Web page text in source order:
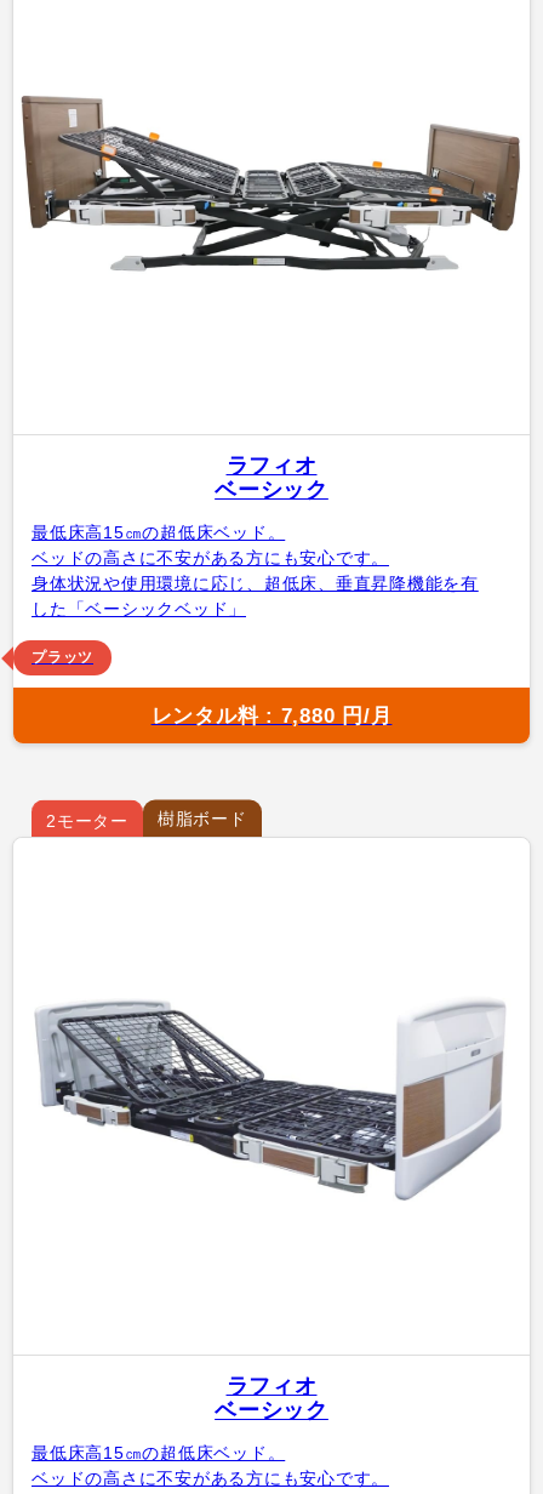
ラフィオ
ベーシック
最低床高15㎝の超低床ベッド。
ベッドの高さに不安がある方にも安心です。
身体状況や使用環境に応じ、超低床、垂直昇降機能を有
した「ベーシックベッド」
プラッツ
レンタル料 : 7,880 円/月
2モーター 樹脂ボード
ラフィオ
ベーシック
最低床高15㎝の超低床ベッド。
ベッドの高さに不安がある方にも安心です。